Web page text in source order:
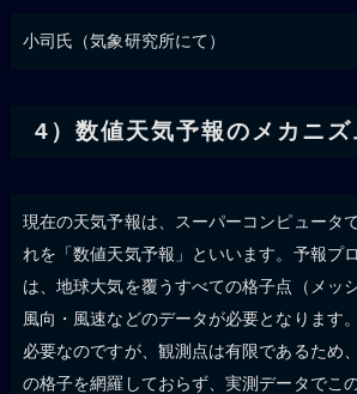
小司氏（気象研究所にて）
4）数値天気予報のメカニズ
現在の天気予報は、スーパーコンピュータ
れを「数値天気予報」といいます。予報プ
は、地球大気を覆うすべての格子点（メッ
風向・風速などのデータが必要となります
必要なのですが、観測点は有限であるため
の格子を網羅しておらず、実測データでこ